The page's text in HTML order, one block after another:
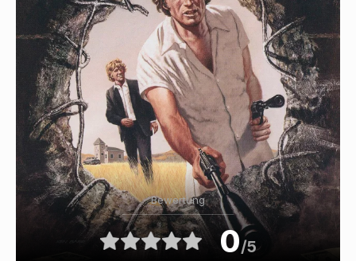
Bewertung
0/5